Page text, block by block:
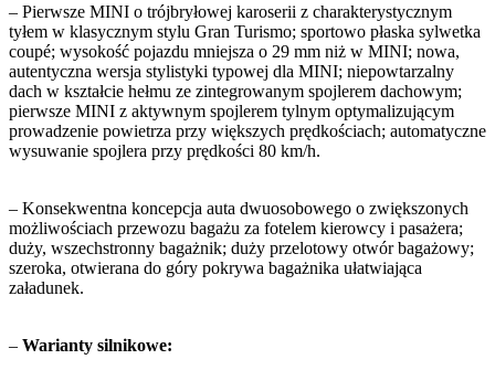
– Pierwsze MINI o trójbryłowej karoserii z charakterystycznym
tyłem w klasycznym stylu Gran Turismo; sportowo płaska sylwetka
coupé; wysokość pojazdu mniejsza o 29 mm niż w MINI; nowa,
autentyczna wersja stylistyki typowej dla MINI; niepowtarzalny
dach w kształcie hełmu ze zintegrowanym spojlerem dachowym;
pierwsze MINI z aktywnym spojlerem tylnym optymalizującym
prowadzenie powietrza przy większych prędkościach; automatyczne
wysuwanie spojlera przy prędkości 80 km/h.
– Konsekwentna koncepcja auta dwuosobowego o zwiększonych
możliwościach przewozu bagażu za fotelem kierowcy i pasażera;
duży, wszechstronny bagażnik; duży przelotowy otwór bagażowy;
szeroka, otwierana do góry pokrywa bagażnika ułatwiająca
załadunek.
– Warianty silnikowe: